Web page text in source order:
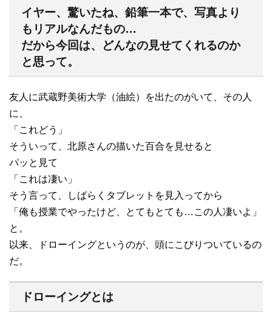
イヤー、驚いたね、鉛筆一本で、写真より
もリアルなんだもの…
だから今回は、どんなの見せてくれるのか
と思って。
友人に武蔵野美術大学（油絵）を出たのがいて、その人
に、
「これどう」
そういって、北原さんの描いた百合を見せると
パッと見て
「これは凄い」
そう言って、しばらくタブレットを見入ってから
「俺も授業でやったけど、とてもとても…この人凄いよ」
と。
以来、ドローイングというのが、頭にこびりついているの
だ。
ドローイングとは